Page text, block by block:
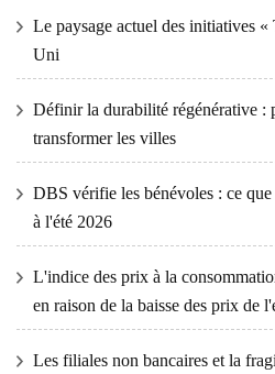
Le paysage actuel des initiatives
Uni
Définir la durabilité régénérative :
transformer les villes
DBS vérifie les bénévoles : ce
à l'été 2026
L'indice des prix à la
en raison de la baisse des prix de
Les filiales non bancaires et la